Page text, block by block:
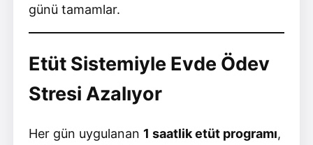
günü tamamlar.
Etüt Sistemiyle Evde Ödev
Stresi Azalıyor
Her gün uygulanan 1 saatlik etüt programı,